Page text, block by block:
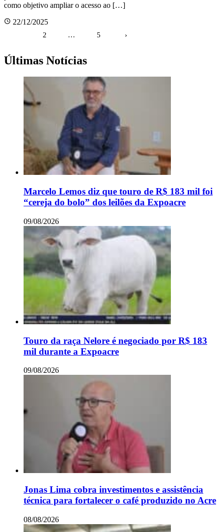
como objetivo ampliar o acesso ao […]
22/12/2025
Paginação
posts
2 … 5 ›
Últimas Notícias
Marcelo Lemos diz que touro de R$ 183 mil foi
“cereja do bolo” dos leilões da Expoacre
09/08/2026
Touro da raça Nelore é negociado por R$ 183
mil durante a Expoacre
09/08/2026
Jonas Lima cobra investimentos e assistência
técnica para fortalecer o café produzido no Acre
08/08/2026